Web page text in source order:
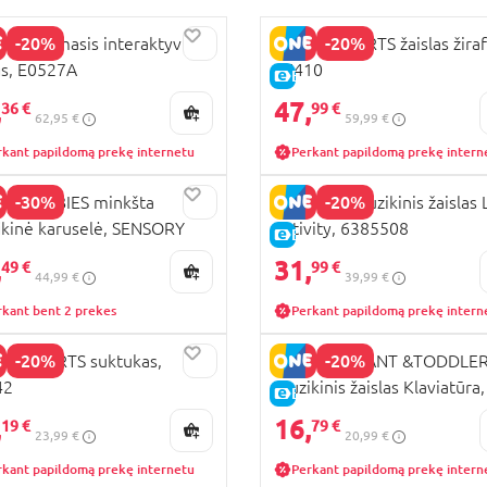
-20%
lavinamasis interaktyvus
E0527A
36 €
62,95 €
papildomą prekę internetu
-20%
E-KAINA
BRIGHT STARTS žaislas
17410
47,99 €
59,99 €
Perkant papildomą prekę
-30%BABIES minkšta
karuselė, SENSORY
49 €
44,99 €
bent 2 prekes
-20%
E-KAINA
PLAYGRO muzikinis žaislas
Activity, 6385508
31,99 €
39,99 €
Perkant papildomą prekę
-20%
STARTS suktukas,
19 €
23,99 €
papildomą prekę internetu
-20%
E-KAINA
PLAYGO INFANT &TODDLER
muzikinis žaislas Klaviatūra,
1340
16,79 €
20,99 €
Perkant papildomą prekę